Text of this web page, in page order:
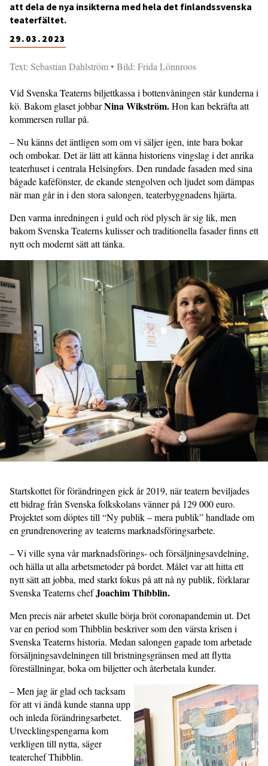
29.03.2023
att dela de nya insikterna med hela det finlandssvenska
teaterfältet.
Text: Sebastian Dahlström • Bild: Frida Lönnroos
Vid Svenska Teaterns biljettkassa i bottenvåningen står kunderna i
kö. Bakom glaset jobbarNina Wikström.Hon kan bekräfta att
kommersen rullar på.
– Nu känns det äntligen som om vi säljer igen, inte bara bokar
och ombokar. Det är lätt att känna historiens vingslag i det anrika
teaterhuset i centrala Helsingfors. Den rundade fasaden med sina
bågade kaféfönster, de ekande stengolven och ljudet som dämpas
när man går in i den stora salongen, teaterbyggnadens hjärta.
Den varma inredningen i guld och röd plysch är sig lik, men
bakom Svenska Teaterns kulisser och traditionella fasader finns ett
nytt och modernt sätt att tänka.
Startskottet för förändringen gick år 2019, när teatern beviljades
ett bidrag från Svenska folkskolans vänner på 129 000 euro.
Projektet som döptes till “Ny publik – mera publik” handlade om
en grundrenovering av teaterns marknadsföringsarbete.
– Vi ville syna vår marknadsförings- och försäljningsavdelning,
och hälla ut alla arbetsmetoder på bordet. Målet var att hitta ett
nytt sätt att jobba, med starkt fokus på att nå ny publik, förklarar
Svenska Teaterns chefJoachim Thibblin.
Men precis när arbetet skulle börja bröt coronapandemin ut. Det
var en period som Thibblin beskriver som den värsta krisen i
Svenska Teaterns historia. Medan salongen gapade tom arbetade
försäljningsavdelningen till bristningsgränsen med att flytta
föreställningar, boka om biljetter och återbetala kunder.
– Men jag är glad och tacksam
för att vi ändå kunde stanna upp
och inleda förändringsarbetet.
Utvecklingspengarna kom
verkligen till nytta, säger
teaterchef Thibblin.